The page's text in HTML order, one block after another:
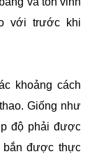
với trước khi
khoảng cách
Giống như
độ phải được
bắn được thực